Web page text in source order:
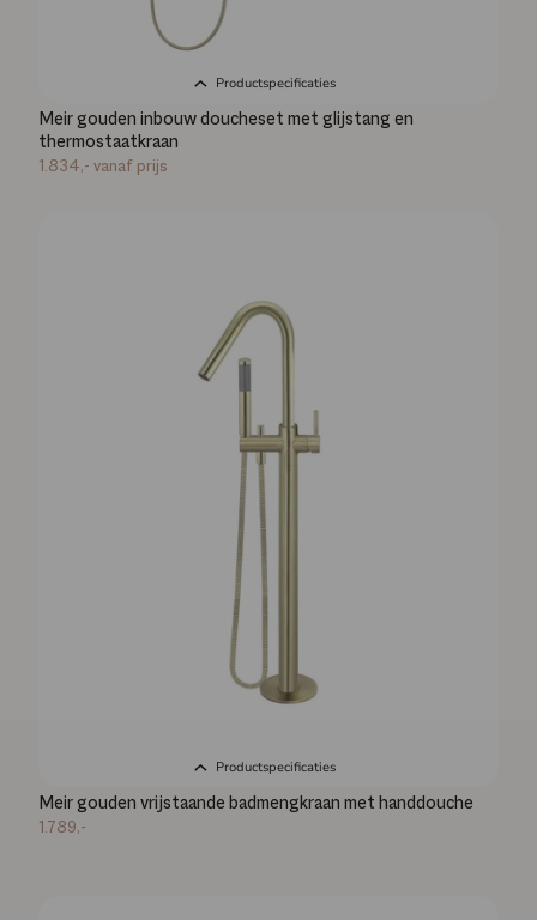
Productspecificaties
Meir gouden inbouw doucheset met glijstang en
thermostaatkraan
1.834,- vanaf prijs
Productspecificaties
Meir gouden vrijstaande badmengkraan met handdouche
1.789,-